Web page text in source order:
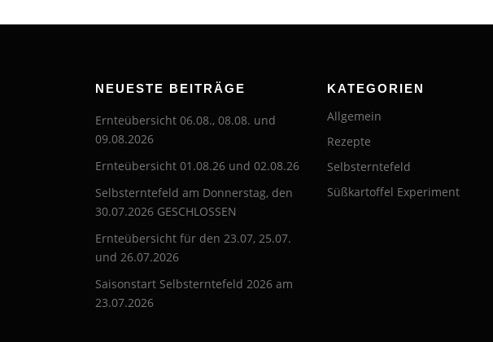
NEUESTE BEITRÄGE
Ernteübersicht 06.08., 08.08. und
09.08.2026
Ernteübersicht 01.08.26 und 02.08.26
Selbsterntefeld am Donnerstag, den
30.07.2026 GESCHLOSSEN
Ernteübersicht für den 23.07, 25.07.
und 26.07.2026
Saisonstart Selbsterntefeld 2026 am
23.07.2026
KATEGORIEN
Allgemein
Rezepte
Selbsterntefeld
Süßkartoffel Experiment